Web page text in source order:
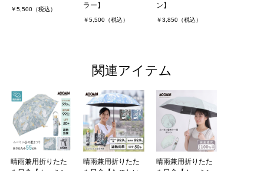
￥5,500（税込）
ラー】
￥5,500（税込）
ン】
￥3,850（税込）
関連アイテム
晴雨兼用折りたた
晴雨兼用折りたた
晴雨兼用折りたた